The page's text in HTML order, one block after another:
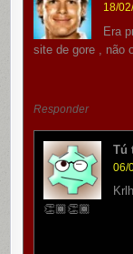
18/
Era
site de gore , não
Responder
Tú
06/
👏🏾👏🏾